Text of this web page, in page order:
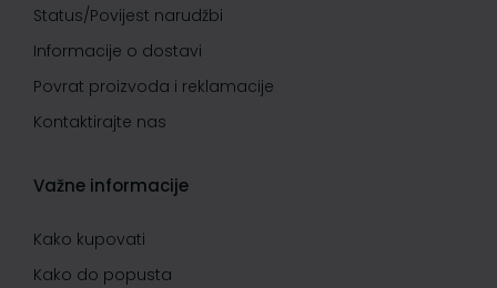
Status/Povijest narudžbi
Informacije o dostavi
Povrat proizvoda i reklamacije
Kontaktirajte nas
Važne informacije
Kako kupovati
Kako do popusta